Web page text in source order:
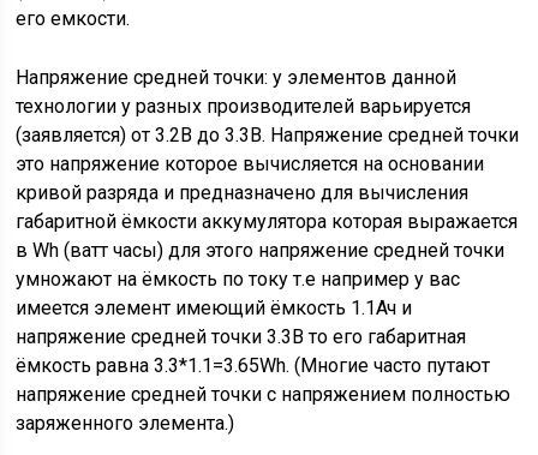
его емкости.
Напряжение средней точки: у элементов данной
технологии у разных производителей варьируется
(заявляется) от 3.2В до 3.3В. Напряжение средней точки
это напряжение которое вычисляется на основании
кривой разряда и предназначено для вычисления
габаритной ёмкости аккумулятора которая выражается
в Wh (ватт часы) для этого напряжение средней точки
умножают на ёмкость по току т.е например у вас
имеется элемент имеющий ёмкость 1.1Ач и
напряжение средней точки 3.3В то его габаритная
ёмкость равна 3.3*1.1=3.65Wh. (Многие часто путают
напряжение средней точки с напряжением полностью
заряженного элемента.)